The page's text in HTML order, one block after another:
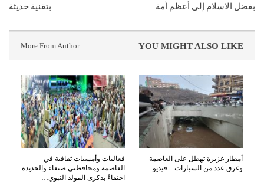
بفضل الاسلام إلى أعظم أمة
بتقنية حديثة
YOU MIGHT ALSO LIKE
More From Author
أمطار غزيرة تهطل على العاصمة
وغرق عدد من السيارات .. فيديو
فعاليات وأمسيات ثقافية في
العاصمة ومحافظتي صنعاء والحديدة
احتفاءً بذكرى المولد النبوي…